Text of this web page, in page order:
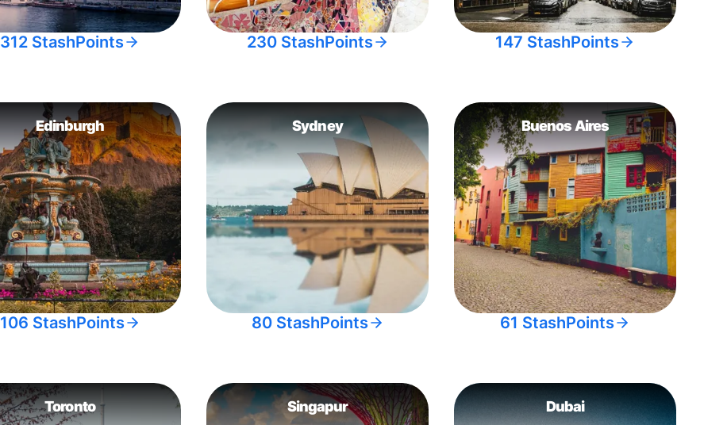
312 StashPoints 230 StashPoints 147 StashPoints
Edinburgh
106 StashPoints
Sydney
80 StashPoints
Buenos Aires
61 StashPoints
Toronto Singapur Dubai